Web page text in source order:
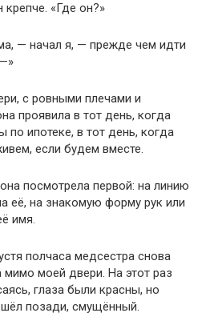
«Где он?»
— начал я, — прежде чем идти
с ровными плечами и
проявила в тот день, когда
по ипотеке, в тот день, когда
если будем вместе.
посмотрела первой: на линию
её, на знакомую форму рук или
имя.
полчаса медсестра снова
мимо моей двери. На этот раз
глаза были красны, но
позади, смущённый.